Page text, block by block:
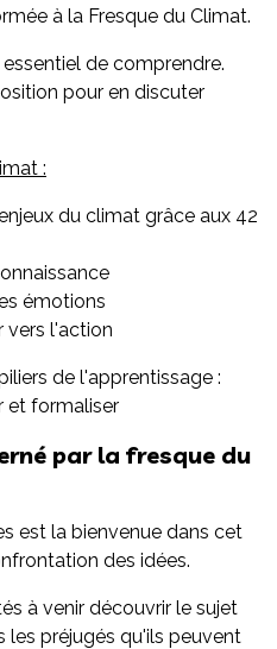
à la Fresque du Climat.
de comprendre.
pour en discuter
:
du climat grâce aux 42
émotions
vers l'action
de l'apprentissage :
et formaliser
par la fresque du
est la bienvenue dans cet
des idées.
à venir découvrir le sujet
préjugés qu'ils peuvent